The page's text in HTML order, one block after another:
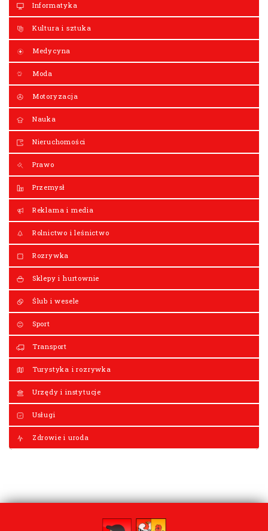
Informatyka
Kultura i sztuka
Medycyna
Moda
Motoryzacja
Nauka
Nieruchomości
Prawo
Przemysł
Reklama i media
Rolnictwo i leśnictwo
Rozrywka
Sklepy i hurtownie
Ślub i wesele
Sport
Transport
Turystyka i rozrywka
Urzędy i instytucje
Usługi
Zdrowie i uroda